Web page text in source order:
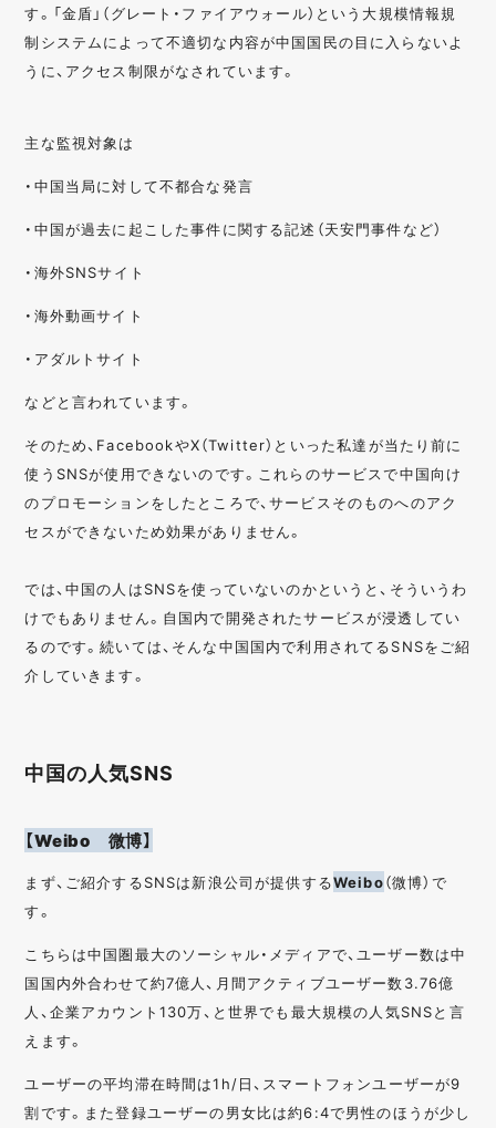
す。「金盾」（グレート・ファイアウォール）という大規模情報規
制システムによって不適切な内容が中国国民の目に入らないよ
うに、アクセス制限がなされています。
主な監視対象は
・中国当局に対して不都合な発言
・中国が過去に起こした事件に関する記述（天安門事件など）
・海外SNSサイト
・海外動画サイト
・アダルトサイト
などと言われています。
そのため、FacebookやX（Twitter）といった私達が当たり前に
使うSNSが使用できないのです。これらのサービスで中国向け
のプロモーションをしたところで、サービスそのものへのアク
セスができないため効果がありません。
では、中国の人はSNSを使っていないのかというと、そういうわ
けでもありません。自国内で開発されたサービスが浸透してい
るのです。続いては、そんな中国国内で利用されてるSNSをご紹
介していきます。
中国の人気SNS
【Weibo 微博】
まず、ご紹介するSNSは新浪公司が提供するWeibo（微博）で
す。
こちらは中国圏最大のソーシャル・メディアで、ユーザー数は中
国国内外合わせて約7億人、月間アクティブユーザー数3.76億
人、企業アカウント130万、と世界でも最大規模の人気SNSと言
えます。
ユーザーの平均滞在時間は1h/日、スマートフォンユーザーが9
割です。また登録ユーザーの男女比は約6:4で男性のほうが少し